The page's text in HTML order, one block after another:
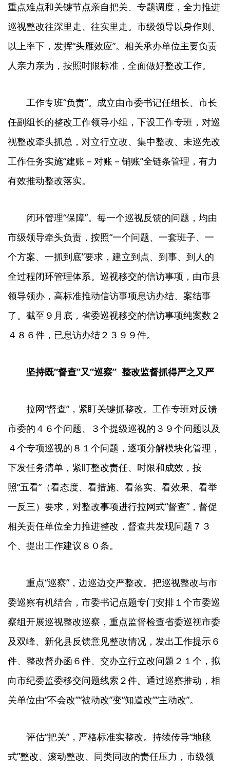
重点难点和关键节点亲自把关、专题调度，全力推进
巡视整改往深里走、往实里走。市级领导以身作则、
以上率下，发挥“头雁效应”。相关承办单位主要负责
人亲力亲为，按照时限标准，全面做好整改工作。
工作专班“负责”。成立由市委书记任组长、市长
任副组长的整改工作领导小组，下设工作专班，对巡
视整改牵头抓总，对立行立改、集中整改、未巡先改
工作任务实施“建账－对账－销账”全链条管理，有力
有效推动整改落实。
闭环管理“保障”。每一个巡视反馈的问题，均由
市级领导牵头负责，按照“一个问题、一套班子、一
个方案、一抓到底”要求，建立到点、到事、到人的
全过程闭环管理体系。巡视移交的信访事项，由市县
领导领办，高标准推动信访事项息访办结、案结事
了。截至９月底，省委巡视移交的信访事项纯案数２
４８６件，已息访办结２３９９件。
坚持既“督查”又“巡察” 整改监督抓得严之又严
拉网“督查”，紧盯关键抓整改。工作专班对反馈
市委的４６个问题、３个提级巡视的３９个问题以及
４个专项巡视的８１个问题，逐项分解模块化管理，
下发任务清单，紧盯整改责任、时限和成效，按
照“五看”（看态度、看措施、看落实、看效果、看举
一反三）要求，对整改事项进行拉网式“督查”，督促
相关责任单位全力推进整改，督查共发现问题７３
个、提出工作建议８０条。
重点“巡察”，边巡边交严整改。把巡视整改与市
委巡察有机结合，市委书记点题专门安排１个市委巡
察组开展巡视整改巡察，重点监督检查省委巡视市委
及双峰、新化县反馈意见整改情况，发出工作提示６
件、整改督办函６件、交办立行立改问题２１个，拟
向市纪委监委移交问题线索２件。通过巡察推动，相
关单位由“不会改”“被动改”变“知道改”“主动改”。
评估“把关”，严格标准实整改。持续传导“地毯
式”整改、滚动整改、同类同改的责任压力，市级领